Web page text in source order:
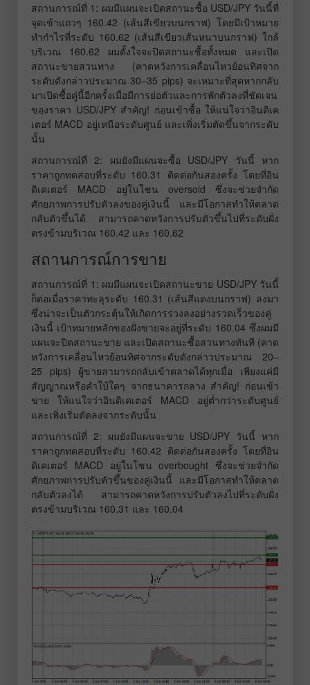
สถานการณ์ที่ 1: ผมมีแผนจะเปิดสถานะซื้อ USD/JPY วันนี้ที่
จุดเข้าแถวๆ 160.42 (เส้นสีเขียวบนกราฟ) โดยมีเป้าหมาย
ทำกำไรที่ระดับ 160.62 (เส้นสีเขียวเส้นหนาบนกราฟ) ใกล้
บริเวณ 160.62 ผมตั้งใจจะปิดสถานะซื้อทั้งหมด และเปิด
สถานะขายสวนทาง (คาดหวังการเคลื่อนไหวย้อนทิศจาก
ระดับดังกล่าวประมาณ 30–35 pips) จะเหมาะที่สุดหากกลับ
มาเปิดซื้อคู่นี้อีกครั้งเมื่อมีการย่อตัวและการพักตัวลงที่ชัดเจน
ของราคา USD/JPY สำคัญ! ก่อนเข้าซื้อ ให้แน่ใจว่าอินดิเค
เตอร์ MACD อยู่เหนือระดับศูนย์ และเพิ่งเริ่มตัดขึ้นจากระดับ
นั้น
สถานการณ์ที่ 2: ผมยังมีแผนจะซื้อ USD/JPY วันนี้ หาก
ราคาถูกทดสอบที่ระดับ 160.31 ติดต่อกันสองครั้ง โดยที่อิน
ดิเคเตอร์ MACD อยู่ในโซน oversold ซึ่งจะช่วยจำกัด
ศักยภาพการปรับตัวลงของคู่เงินนี้ และมีโอกาสทำให้ตลาด
กลับตัวขึ้นได้ สามารถคาดหวังการปรับตัวขึ้นไปที่ระดับฝั่ง
ตรงข้ามบริเวณ 160.42 และ 160.62
สถานการณ์การขาย
สถานการณ์ที่ 1: ผมมีแผนจะเปิดสถานะขาย USD/JPY วันนี้
ก็ต่อเมื่อราคาทะลุระดับ 160.31 (เส้นสีแดงบนกราฟ) ลงมา
ซึ่งน่าจะเป็นตัวกระตุ้นให้เกิดการร่วงลงอย่างรวดเร็วของคู่
เงินนี้ เป้าหมายหลักของฝั่งขายจะอยู่ที่ระดับ 160.04 ซึ่งผมมี
แผนจะปิดสถานะขาย และเปิดสถานะซื้อสวนทางทันที (คาด
หวังการเคลื่อนไหวย้อนทิศจากระดับดังกล่าวประมาณ 20–
25 pips) ผู้ขายสามารถกลับเข้าตลาดได้ทุกเมื่อ เพียงแค่มี
สัญญาณหรือคำใบ้ใดๆ จากธนาคารกลาง สำคัญ! ก่อนเข้า
ขาย ให้แน่ใจว่าอินดิเคเตอร์ MACD อยู่ต่ำกว่าระดับศูนย์
และเพิ่งเริ่มตัดลงจากระดับนั้น
สถานการณ์ที่ 2: ผมยังมีแผนจะขาย USD/JPY วันนี้ หาก
ราคาถูกทดสอบที่ระดับ 160.42 ติดต่อกันสองครั้ง โดยที่อิน
ดิเคเตอร์ MACD อยู่ในโซน overbought ซึ่งจะช่วยจำกัด
ศักยภาพการปรับตัวขึ้นของคู่เงินนี้ และมีโอกาสทำให้ตลาด
กลับตัวลงได้ สามารถคาดหวังการปรับตัวลงไปที่ระดับฝั่ง
ตรงข้ามบริเวณ 160.31 และ 160.04